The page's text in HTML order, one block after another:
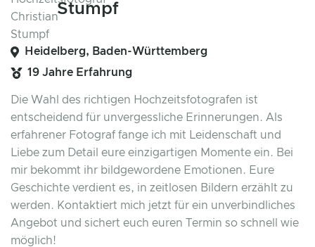
Stumpf
Heidelberg, Baden-Württemberg
19 Jahre Erfahrung
Die Wahl des richtigen Hochzeitsfotografen ist
entscheidend für unvergessliche Erinnerungen. Als
erfahrener Fotograf fange ich mit Leidenschaft und
Liebe zum Detail eure einzigartigen Momente ein. Bei
mir bekommt ihr bildgewordene Emotionen. Eure
Geschichte verdient es, in zeitlosen Bildern erzählt zu
werden. Kontaktiert mich jetzt für ein unverbindliches
Angebot und sichert euch euren Termin so schnell wie
möglich!